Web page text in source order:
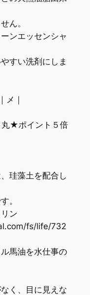
ん。
ンエッセンシャ
すい洗剤にしま
メ｜
★ポイント５倍
珪藻土を配合し
。
ン
fs/life/732
馬油を水仕事の
く、目に見えな